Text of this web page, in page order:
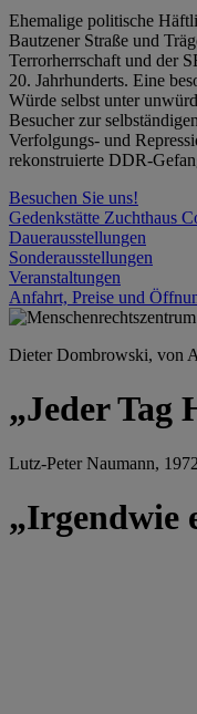
Ehemalige politische
Bautzener Straße und
Terrorherrschaft und der
20. Jahrhunderts. Eine
Würde selbst unter
Besucher zur
Verfolgungs- und
rekonstruierte DDR-
Besuchen Sie uns!
Gedenkstätte Zuchthaus
Dauerausstellungen
Sonderausstellungen
Veranstaltungen
Anfahrt, Preise und
Dieter Dombrowski, von
„Jeder Tag
Lutz-Peter Naumann,
„Irgendwie